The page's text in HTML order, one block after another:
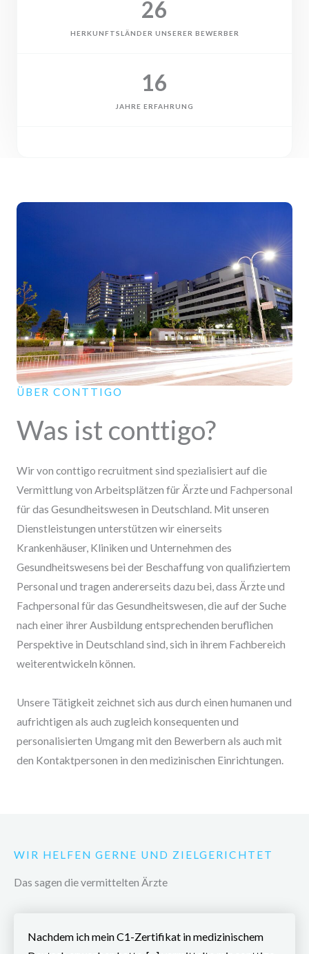
HERKUNFTSLÄNDER UNSERER BEWERBER
26
JAHRE ERFAHRUNG
16
ÜBER CONTTIGO
Was ist conttigo?
Wir von conttigo recruitment sind spezialisiert auf die
Vermittlung von Arbeitsplätzen für Ärzte und Fachpersonal
für das Gesundheitswesen in Deutschland. Mit unseren
Dienstleistungen unterstützen wir einerseits
Krankenhäuser, Kliniken und Unternehmen des
Gesundheitswesens bei der Beschaffung von qualifiziertem
Personal und tragen andererseits dazu bei, dass Ärzte und
Fachpersonal für das Gesundheitswesen, die auf der Suche
nach einer ihrer Ausbildung entsprechenden beruflichen
Perspektive in Deutschland sind, sich in ihrem Fachbereich
weiterentwickeln können.
Unsere Tätigkeit zeichnet sich aus durch einen humanen und
aufrichtigen als auch zugleich konsequenten und
personalisierten Umgang mit den Bewerbern als auch mit
den Kontaktpersonen in den medizinischen Einrichtungen.
WIR HELFEN GERNE UND ZIELGERICHTET
Das sagen die vermittelten Ärzte
Nachdem ich mein C1-Zertifikat in medizinischem